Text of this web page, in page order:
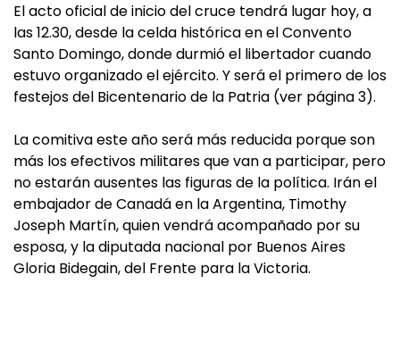
El acto oficial de inicio del cruce tendrá lugar hoy, a
las 12.30, desde la celda histórica en el Convento
Santo Domingo, donde durmió el libertador cuando
estuvo organizado el ejército. Y será el primero de los
festejos del Bicentenario de la Patria (ver página 3).
La comitiva este año será más reducida porque son
más los efectivos militares que van a participar, pero
no estarán ausentes las figuras de la política. Irán el
embajador de Canadá en la Argentina, Timothy
Joseph Martín, quien vendrá acompañado por su
esposa, y la diputada nacional por Buenos Aires
Gloria Bidegain, del Frente para la Victoria.